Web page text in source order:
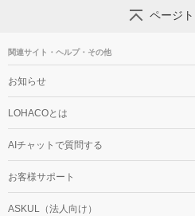
ページ
関連サイト・ヘルプ・その他
お知らせ
LOHACOとは
AIチャットで質問する
お客様サポート
ASKUL（法人向け）